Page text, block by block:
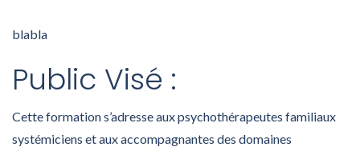
blabla
Public Visé :
Cette formation s’adresse aux psychothérapeutes familiaux
systémiciens et aux accompagnantes des domaines